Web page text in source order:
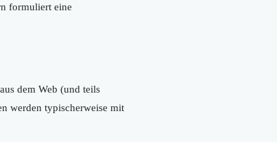
formuliert eine
dem Web (und teils
werden typischerweise mit